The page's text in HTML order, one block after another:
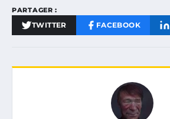
PARTAGER :
TWITTER FACEBOOK